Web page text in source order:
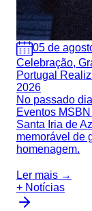
05 de
Celebração,
Portugal
2026
No passado
Eventos
Santa Iria de
memorável de
homenagem.
Ler mais →
+ Notícias